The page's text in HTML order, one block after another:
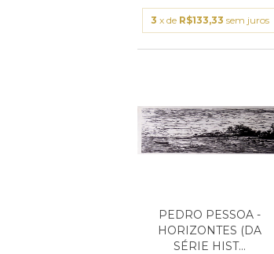
3 x de R$133,33 sem juros
PEDRO PESSOA -
HORIZONTES (DA
SÉRIE HIST...